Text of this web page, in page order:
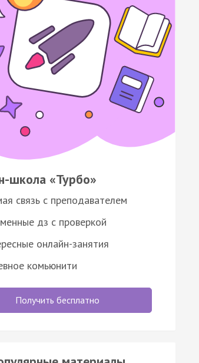
школа «Турбо»
связь с преподавателем
дз с проверкой
онлайн-занятия
комьюнити
Получить бесплатно